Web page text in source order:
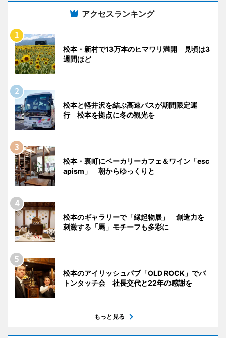
アクセスランキング
松本・新村で13万本のヒマワリ満開 見頃は3
週間ほど
松本と軽井沢を結ぶ高速バスが期間限定運
行 松本を拠点に冬の観光を
松本・裏町にベーカリーカフェ＆ワイン「esc
apism」 朝からゆっくりと
松本のギャラリーで「縁起物展」 創造力を
刺激する「馬」モチーフも多彩に
松本のアイリッシュパブ「OLD ROCK」でバ
トンタッチ会 社長交代と22年の感謝を
もっと見る